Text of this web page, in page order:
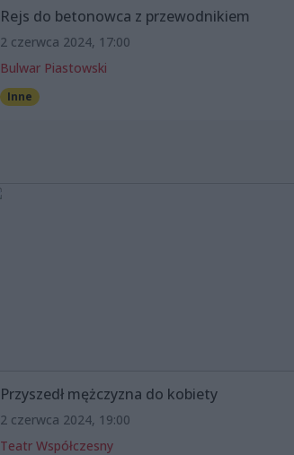
Rejs do betonowca z przewodnikiem
2 czerwca 2024, 17:00
Bulwar Piastowski
Inne
Przyszedł mężczyzna do kobiety
2 czerwca 2024, 19:00
Teatr Współczesny